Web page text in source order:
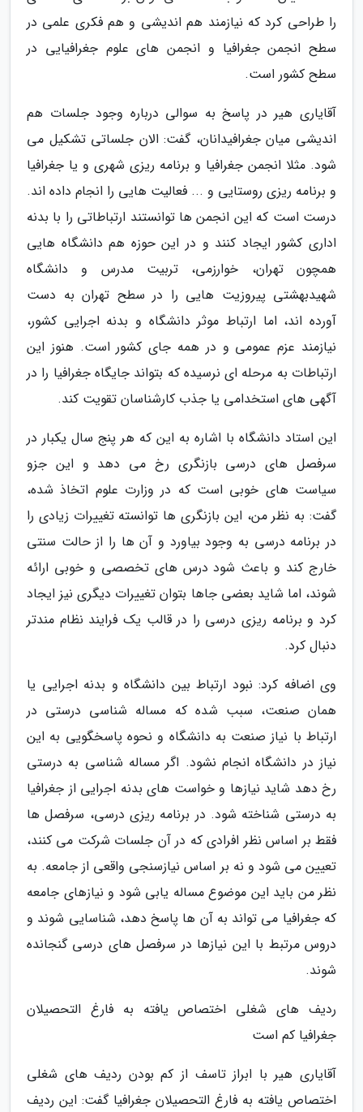
را طراحی کرد که نیازمند هم اندیشی و هم فکری علمی در
سطح انجمن جغرافیا و انجمن­ های علوم جغرافیایی در
سطح کشور است.
آقایاری هیر در پاسخ به سوالی درباره وجود جلسات هم
اندیشی میان جغرافیدانان، گفت: الان جلساتی تشکیل می
شود. مثلا انجمن جغرافیا و برنامه ریزی شهری و یا جغرافیا
و برنامه ریزی روستایی و ... فعالیت هایی را انجام داده ­اند.
درست است که این انجمن ها توانستند ارتباطاتی را با بدنه
اداری کشور ایجاد کنند و در این حوزه هم دانشگاه هایی
همچون تهران، خوارزمی، تربیت مدرس و دانشگاه
شهیدبهشتی پیروزیت هایی را در سطح تهران به دست
آورده­ اند، اما ارتباط موثر دانشگاه و بدنه اجرایی کشور،
نیازمند عزم عمومی و در همه جای کشور است. هنوز این
ارتباطات به مرحله ای نرسیده که بتواند جایگاه جغرافیا را در
آگهی های استخدامی یا جذب کارشناسان تقویت کند.
این استاد دانشگاه با اشاره به این که هر پنج سال یکبار در
سرفصل های درسی بازنگری رخ می دهد و این جزو
سیاست های خوبی است که در وزارت علوم اتخاذ شده،
گفت: به نظر من، این بازنگری ها توانسته تغییرات زیادی را
در برنامه درسی به وجود بیاورد و آن ها را از حالت سنتی
خارج کند و باعث شود درس های تخصصی و خوبی ارائه
شوند، اما شاید بعضی جاها بتوان تغییرات دیگری نیز ایجاد
کرد و برنامه­ ریزی درسی را در قالب یک فرایند نظام ­مندتر
دنبال کرد.
وی اضافه کرد: نبود ارتباط بین دانشگاه و بدنه اجرایی یا
همان صنعت، سبب شده که مساله شناسی درستی در
ارتباط با نیاز صنعت به دانشگاه و نحوه پاسخگویی به این
نیاز در دانشگاه انجام نشود. اگر مساله شناسی به درستی
رخ دهد شاید نیازها و خواست های بدنه اجرایی از جغرافیا
به درستی شناخته شود. در برنامه ریزی درسی، سرفصل ها
فقط بر اساس نظر افرادی که در آن جلسات شرکت می کنند،
تعیین می شود و نه بر اساس نیازسنجی واقعی از جامعه. به
نظر من باید این موضوع مساله یابی شود و نیازهای جامعه
که جغرافیا می تواند به آن ها پاسخ دهد، شناسایی شوند و
دروس مرتبط با این نیازها در سرفصل های درسی گنجانده
شوند.
ردیف های شغلی اختصاص یافته به فارغ التحصیلان
جغرافیا کم است
آقایاری هیر با ابراز تاسف از کم بودن ردیف های شغلی
اختصاص یافته به فارغ التحصیلان جغرافیا گفت: این ردیف